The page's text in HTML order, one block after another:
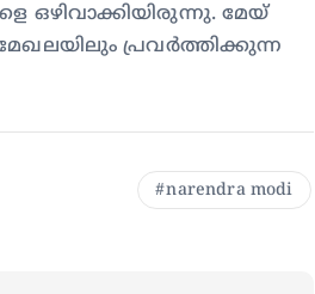
ഒഴിവാക്കിയിരുന്നു. മേയ്
പ്രവര്‍ത്തിക്കുന്ന
narendra modi